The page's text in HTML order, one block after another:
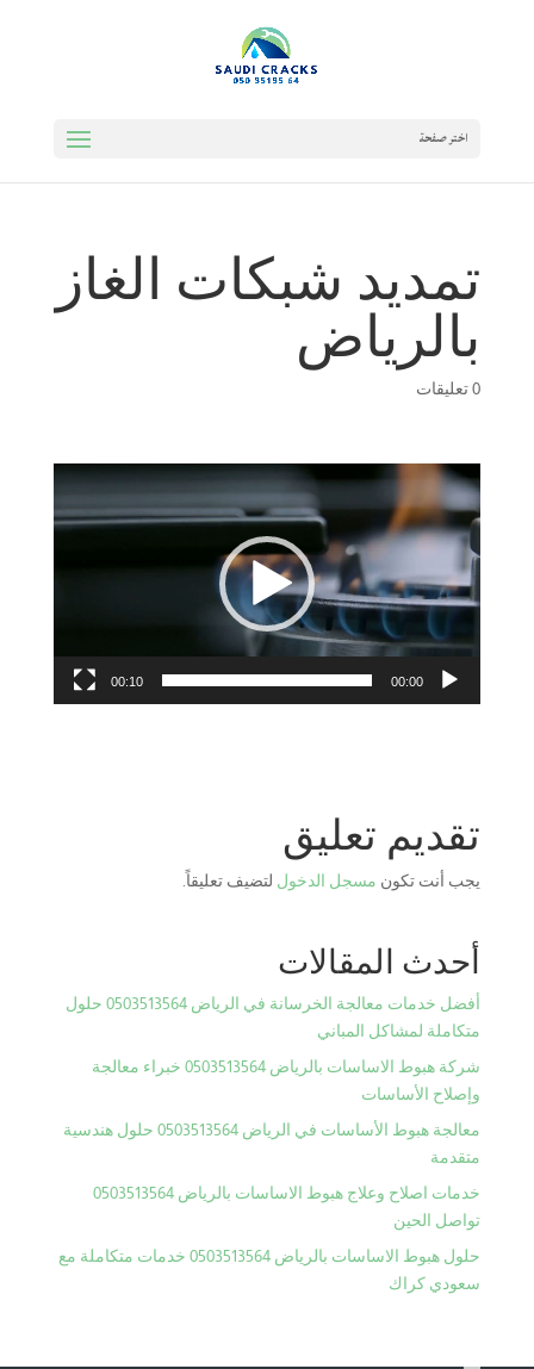
اختر صفحة
تمديد شبكات الغاز
بالرياض0 تعليقات
مشغل
الفيديو
00:00
00:10
تقديم تعليق
يجب أنت تكون مسجل الدخول لتضيف تعليقاً.
أحدث المقالات
أفضل خدمات معالجة الخرسانة في الرياض 0503513564 حلول
متكاملة لمشاكل المباني
شركة هبوط الاساسات بالرياض 0503513564 خبراء معالجة
وإصلاح الأساسات
معالجة هبوط الأساسات في الرياض 0503513564 حلول هندسية
متقدمة
خدمات اصلاح وعلاج هبوط الاساسات بالرياض 0503513564
تواصل الحين
حلول هبوط الاساسات بالرياض 0503513564 خدمات متكاملة مع
سعودي كراك